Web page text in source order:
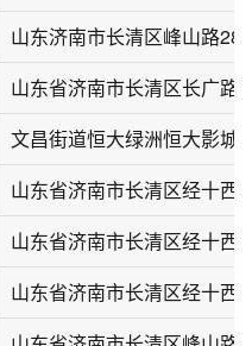
山东济南市长清区峰山路
山东省济南市长清区长广路
文昌街道恒大绿洲恒大影城
山东省济南市长清区经十西
山东省济南市长清区经十西